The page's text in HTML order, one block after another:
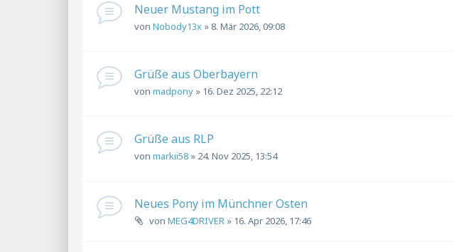
Neuer Mustang im Pott
von Nobody13x » 8. Mär 2026, 09:08
Grüße aus Oberbayern
von madpony » 16. Dez 2025, 22:12
Grüße aus RLP
von markii58 » 24. Nov 2025, 13:54
Neues Pony im Münchner Osten
von MEG4DRIVER » 16. Apr 2026, 17:46